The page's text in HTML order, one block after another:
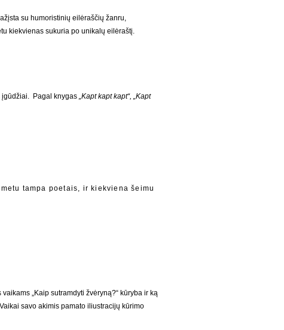
su humoristinių eilėraščių žanru,
kiekvienas sukuria po unikalų eilėraštį.
įgūdžiai. Pagal knygas „Kapt kapt kapt“, „Kapt
tampa poetais, ir kiekviena šeimu
„Kaip sutramdyti žvėryną?“ kūryba ir ką
savo akimis pamato iliustracijų kūrimo